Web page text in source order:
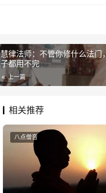
慧律法师：不管你修什么法门
子都用不完
上一篇
相关推荐
八点僧音